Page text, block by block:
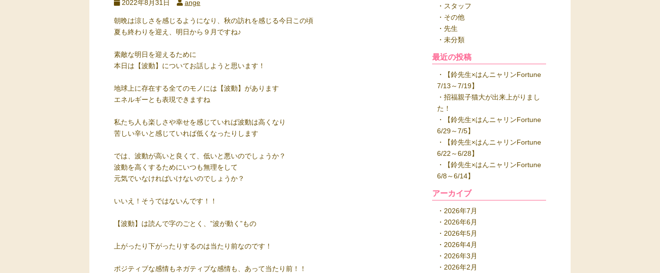
2022年8月31日 ange
朝晩は涼しさを感じるようになり、秋の訪れを感じる今日この頃
夏も終わりを迎え、明日から９月ですね♪
素敵な明日を迎えるために
本日は【波動】についてお話しようと思います！
地球上に存在する全てのモノには【波動】があります
エネルギーとも表現できますね
私たち人も楽しさや幸せを感じていれば波動は高くなり
苦しい辛いと感じていれば低くなったりします
では、波動が高いと良くて、低いと悪いのでしょうか？
波動を高くするためにいつも無理をして
元気でいなければいけないのでしょうか？
いいえ！そうではないんです！！
【波動】は読んで字のごとく、”波が動く”もの
上がったり下がったりするのは当たり前なのです！
ポジティブな感情もネガティブな感情も、あって当たり前！！
スタッフ
その他
先生
未分類
最近の投稿
【鈴先生×はんニャリンFortune
7/13～7/19】
招福親子猫大が出来上がりまし
た！
【鈴先生×はんニャリンFortune
6/29～7/5】
【鈴先生×はんニャリンFortune
6/22～6/28】
【鈴先生×はんニャリンFortune
6/8～6/14】
アーカイブ
2026年7月
2026年6月
2026年5月
2026年4月
2026年3月
2026年2月